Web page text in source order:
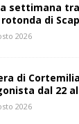
settimana
di
2026
di
dal 22
2026